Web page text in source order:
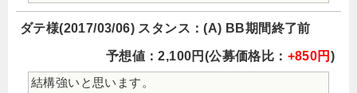
ダテ様(2017/03/06) スタンス：(A) BB期間終了前
予想値：2,100円(公募価格比： +850円 )
結構強いと思います。